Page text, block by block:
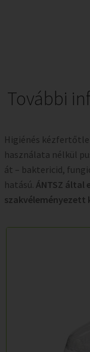
További
Higiénés
használata nélkül
át – baktericid,
hatású. ÁNTSZ
szakvéleményezett